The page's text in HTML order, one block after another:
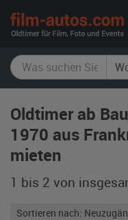
Oldtimer ab
1970 aus
mieten
1 bis 2 von
Sortieren nach: